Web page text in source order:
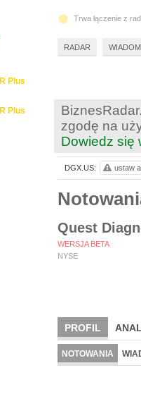
zgodę na
Dowiedz się
Quest
WERSJA BETA
NYSE
PROFIL
NOTOWANIA
DGX.US: ustaw
Plus
Plus
Trwa łączenie z
RADAR